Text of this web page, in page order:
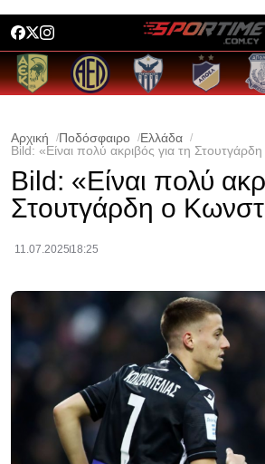
Αρχική Ποδόσφαιρο
Ελλάδα
Bild: «Είναι πολύ ακριβός για τη
Bild: «Είναι πολύ
Στουτγάρδη ο
11.07.2025 18:25